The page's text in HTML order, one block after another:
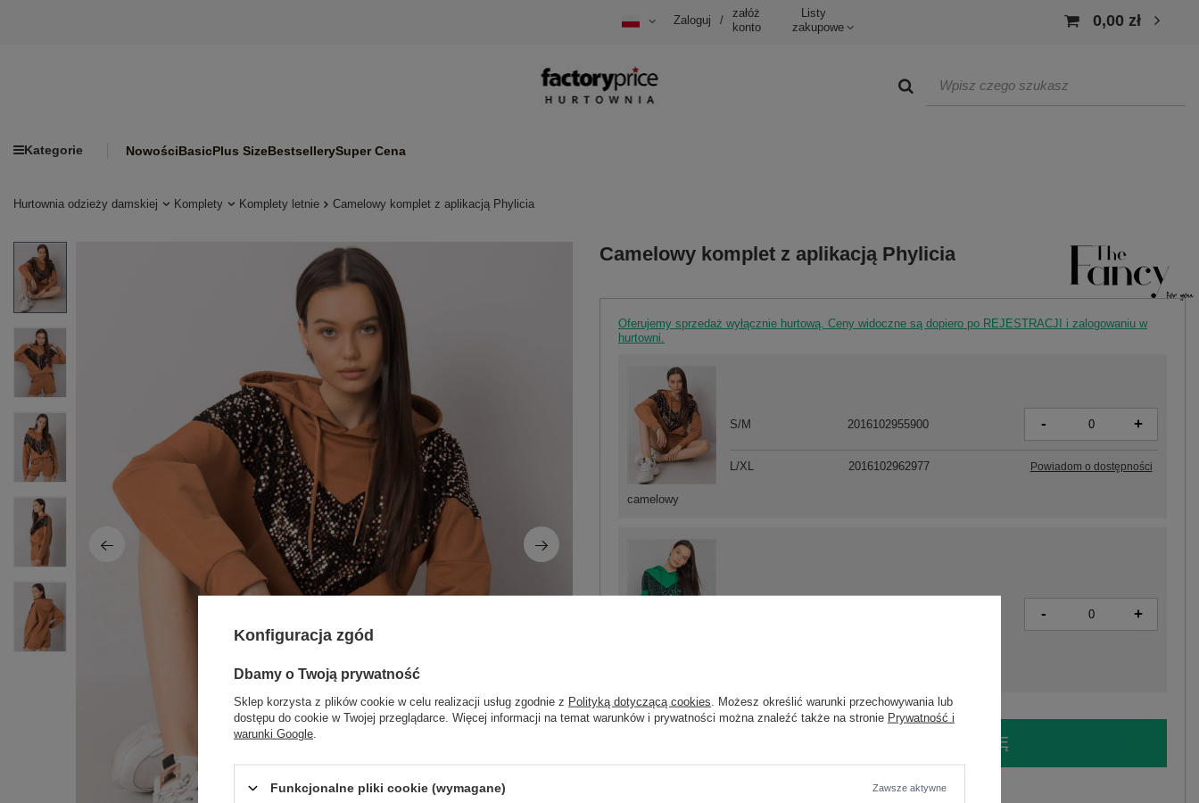
Zaloguj /
załóż
konto
Listy
zakupowe
0,00 zł
Kategorie NowościBasicPlus SizeBestsellerySuper Cena
Hurtownia odzieży damskiej Komplety Komplety letnie Camelowy komplet z aplikacją Phylicia
Camelowy komplet z aplikacją Phylicia
Oferujemy sprzedaż wyłącznie hurtową. Ceny widoczne są dopiero po REJESTRACJI i zalogowaniu w
hurtowni.
camelowy
S/M 2016102955900 - +
L/XL 2016102962977 Powiadom o dostępności
- +
ZALOGUJ SIĘ I ZOBACZ CENĘ
Konfiguracja zgód
Dbamy o Twoją prywatność
Sklep korzysta z plików cookie w celu realizacji usług zgodnie z Polityką dotyczącą cookies . Możesz określić warunki przechowywania lub
dostępu do cookie w Twojej przeglądarce. Więcej informacji na temat warunków i prywatności można znaleźć także na stronie Prywatność i
warunki Google
Funkcjonalne pliki cookie (wymagane) Zawsze aktywne